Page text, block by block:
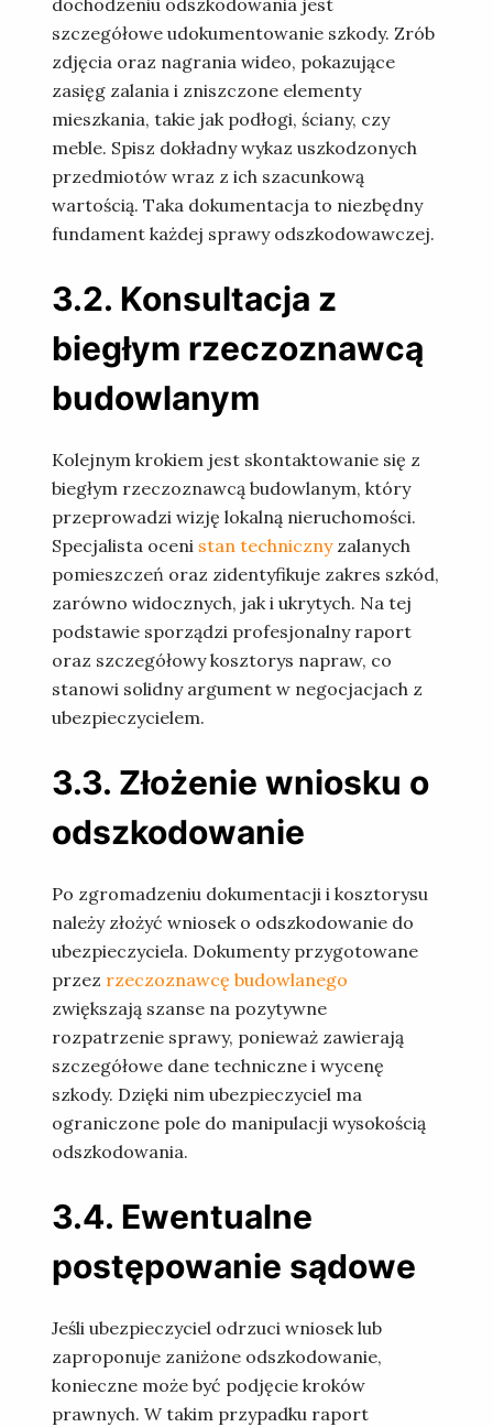
dochodzeniu odszkodowania jest
szczegółowe udokumentowanie szkody. Zrób
zdjęcia oraz nagrania wideo, pokazujące
zasięg zalania i zniszczone elementy
mieszkania, takie jak podłogi, ściany, czy
meble. Spisz dokładny wykaz uszkodzonych
przedmiotów wraz z ich szacunkową
wartością. Taka dokumentacja to niezbędny
fundament każdej sprawy odszkodowawczej.
3.2. Konsultacja z
biegłym rzeczoznawcą
budowlanym
Kolejnym krokiem jest skontaktowanie się z
biegłym rzeczoznawcą budowlanym, który
przeprowadzi wizję lokalną nieruchomości.
Specjalista oceni stan technicznyzalanych
pomieszczeń oraz zidentyfikuje zakres szkód,
zarówno widocznych, jak i ukrytych. Na tej
podstawie sporządzi profesjonalny raport
oraz szczegółowy kosztorys napraw, co
stanowi solidny argument w negocjacjach z
ubezpieczycielem.
3.3. Złożenie wniosku o
odszkodowanie
Po zgromadzeniu dokumentacji i kosztorysu
należy złożyć wniosek o odszkodowanie do
ubezpieczyciela. Dokumenty przygotowane
przez rzeczoznawcę budowlanego
zwiększają szanse na pozytywne
rozpatrzenie sprawy, ponieważ zawierają
szczegółowe dane techniczne i wycenę
szkody. Dzięki nim ubezpieczyciel ma
ograniczone pole do manipulacji wysokością
odszkodowania.
3.4. Ewentualne
postępowanie sądowe
Jeśli ubezpieczyciel odrzuci wniosek lub
zaproponuje zaniżone odszkodowanie,
konieczne może być podjęcie kroków
prawnych. W takim przypadku raport